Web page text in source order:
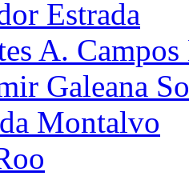
Estrada
A.
Galeana
Montalvo